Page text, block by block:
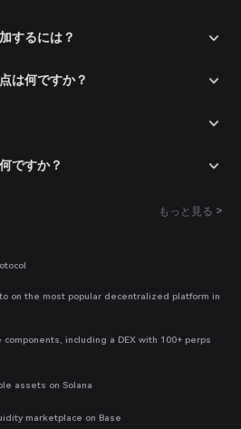
選択します。
注文を確認します。取引完了後、
するには？
は何ですか？
ですか？
もっと見る >
on the most popular decentralized platform in
including a DEX with 100+ perps
assets on Solana
marketplace on Base